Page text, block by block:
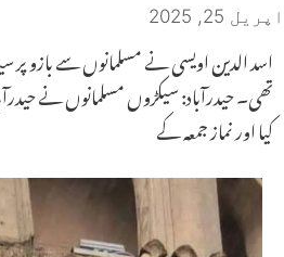
اپریل 25, 2025
اسد الدین اویسی نے مسلمانوں سے بازو پر
تھی۔ حیدرآباد: سیکڑوں مسلمانوں نے
کیا اور نماز جمعہ کے